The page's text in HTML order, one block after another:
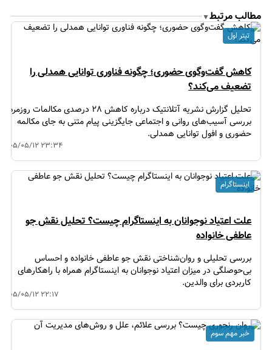
مطالب مرتبط▼
کاهش گفت‌وگوی حضوری؛ چگونه فناوری توانایی همدلی را
تضعیف می‌کند؟
تحلیل گزارش نشریه آتلانتیک درباره کاهش ۲۸ درصدی مکالمات روزمره؛
بررسی آسیب‌های روانی و اجتماعی جایگزینی پیام متنی به جای مکالمه
حضوری و افول توانایی همدلی.
۱۴۰۵/۰۵/۱۲ ۲۳:۳۴
تیتر اول
علت اعتیاد نوجوانان به اینستاگرام چیست؟ تحلیل نقش جو
عاطفی خانواده
بررسی تحلیلی و روان‌شناختی نقش جو عاطفی خانواده و احساس
بی‌حوصلگی در میزان اعتیاد نوجوانان به اینستاگرام همراه با راهکارهای
کاربردی برای والدین.
۱۴۰۵/۰۵/۱۲ ۲۲:۱۷
اینستاگرام
خبر مهم سوم